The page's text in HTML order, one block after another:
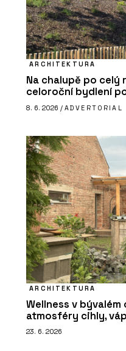
ARCHITEKTURA
Na chalupě po celý
celoroční bydlení
8. 6. 2026 / ADVERTORIAL
ARCHITEKTURA
Wellness v
atmosféry cihly,
23. 6. 2026